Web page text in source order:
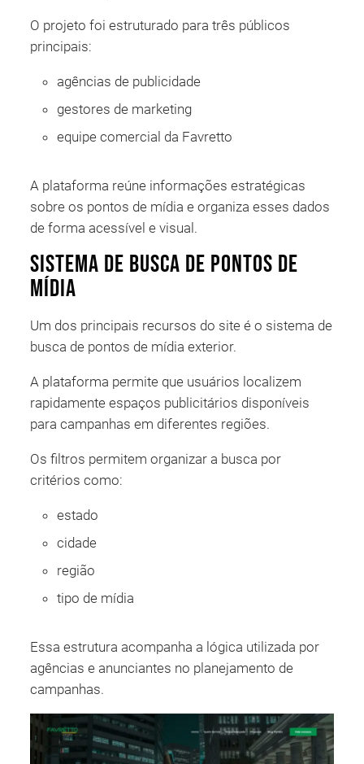
O projeto foi estruturado para três públicos
principais:
agências de publicidade
gestores de marketing
equipe comercial da Favretto
A plataforma reúne informações estratégicas
sobre os pontos de mídia e organiza esses dados
de forma acessível e visual.
Sistema de busca de pontos de
mídia
Um dos principais recursos do site é o sistema de
busca de pontos de mídia exterior.
A plataforma permite que usuários localizem
rapidamente espaços publicitários disponíveis
para campanhas em diferentes regiões.
Os filtros permitem organizar a busca por
critérios como:
estado
cidade
região
tipo de mídia
Essa estrutura acompanha a lógica utilizada por
agências e anunciantes no planejamento de
campanhas.